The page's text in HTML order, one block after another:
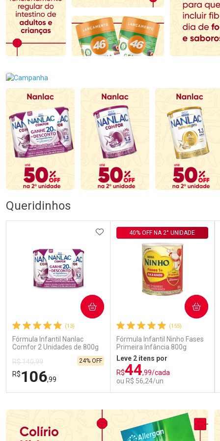
Comprar sem Desconto
Por R$ 59,59/cada
Comprar sem Desconto
Por R$ 59,59/cada
Comprar sem Desconto
Por R$ 47,59/cada
Comprar sem Desconto
Por R$ 47,59/cada
Queridinhos
(13)
Fórmula Infantil Nanlac
Comfor 2 Unidades de 800g
R$ 140,99
R$106,99
24% OFF
ADICIONAR AOS FAVORITOS
COMPRAR
(155)
Fórmula Infantil Ninho Fases
Primeira Infância 800g
40% OFF NA 2° UNIDADE
Leve 2 itens por
R$44,99/cada
ou R$ 56,24/un
COMPRAR
Laboratório
Por Menos